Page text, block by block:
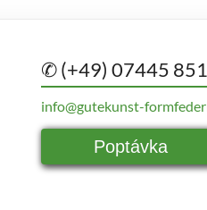
✆ (+49) 07445
info@gutekunst-
Poptávka